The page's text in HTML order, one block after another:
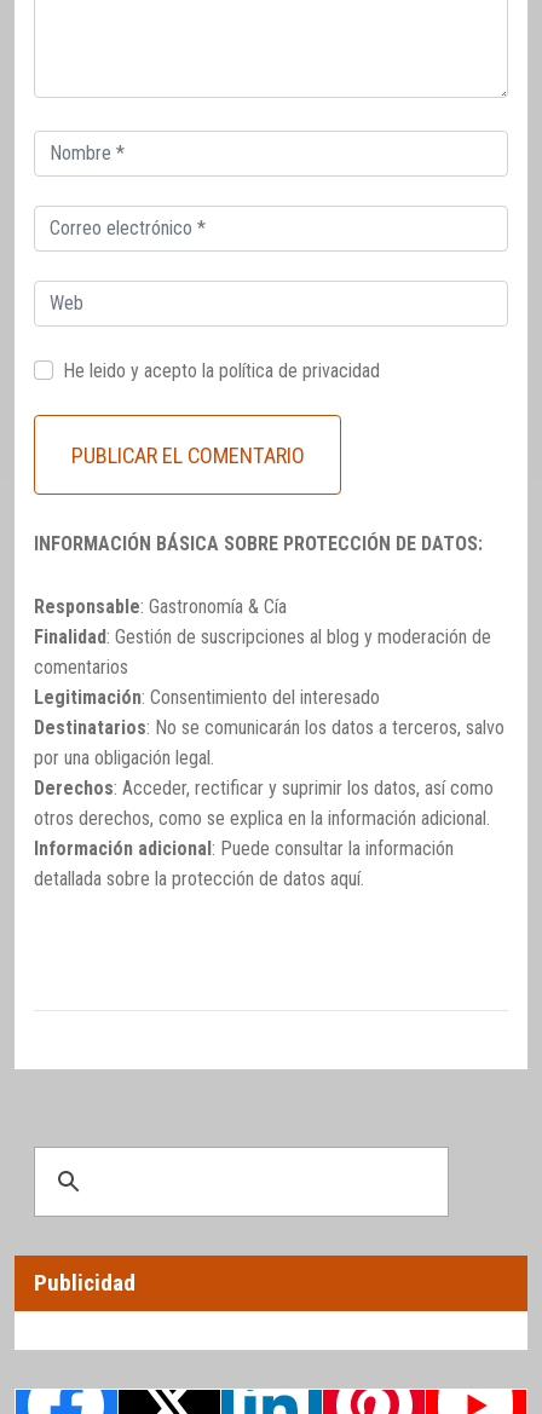
Correo
electrónico
Correo
electrónico
Web
He leido y acepto la política de privacidad
INFORMACIÓN BÁSICA SOBRE PROTECCIÓN DE DATOS:
Responsable: Gastronomía & Cía
Finalidad: Gestión de suscripciones al blog y moderación de
comentarios
Legitimación: Consentimiento del interesado
Destinatarios: No se comunicarán los datos a terceros, salvo
por una obligación legal.
Derechos: Acceder, rectificar y suprimir los datos, así como
otros derechos, como se explica en la información adicional.
Información adicional: Puede consultar la información
detallada sobre la protección de datos aquí.
Publicidad